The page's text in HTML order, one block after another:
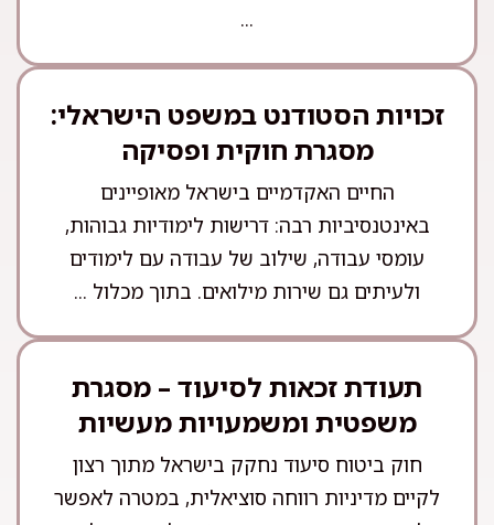
...
זכויות הסטודנט במשפט הישראלי:
מסגרת חוקית ופסיקה
החיים האקדמיים בישראל מאופיינים
באינטנסיביות רבה: דרישות לימודיות גבוהות,
עומסי עבודה, שילוב של עבודה עם לימודים
ולעיתים גם שירות מילואים. בתוך מכלול ...
תעודת זכאות לסיעוד – מסגרת
משפטית ומשמעויות מעשיות
חוק ביטוח סיעוד נחקק בישראל מתוך רצון
לקיים מדיניות רווחה סוציאלית, במטרה לאפשר